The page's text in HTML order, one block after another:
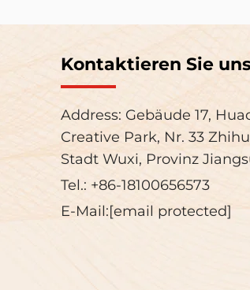
Kontaktieren Sie
Address: Gebäude 17,
Creative Park, Nr. 33
Stadt Wuxi, Provinz
Tel.: +86-18100656573
E-Mail:[email protected]